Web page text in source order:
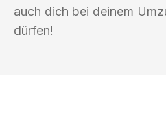
auch dich bei deinem
dürfen!